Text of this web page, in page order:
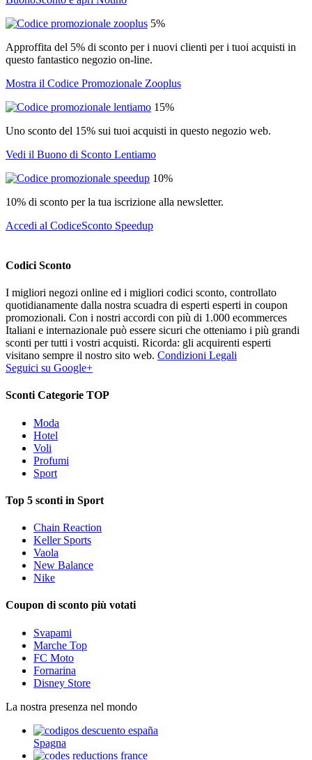
5%
Approffita del 5% di sconto per i nuovi clienti per i tuoi acquisti in
questo fantastico negozio on-line.
Mostra il Codice Promozionale Zooplus
15%
Uno sconto del 15% sui tuoi acquisti in questo negozio web.
Vedi il Buono di Sconto Lentiamo
10%
10% di sconto per la tua iscrizione alla newsletter.
Accedi al CodiceSconto Speedup
Codici Sconto
I migliori negozi online ed i migliori codici sconto, controllato
quotidianamente dalla nostra scuadra di esperti esperti in coupon
promozionali. Con i nostri accordi con più di 1.000 ecommerces
Italiani e internazionale può essere sicuri che otteniamo i più grandi
sconti per tutti i vostri acquisti. Ricorda: gli acquirenti esperti
visitano sempre il nostro sito web. Condizioni Legali
Seguici su Google+
Sconti Categorie TOP
Moda
Hotel
Voli
Profumi
Sport
Top 5 sconti in Sport
Chain Reaction
Keller Sports
Vaola
New Balance
Nike
Coupon di sconto più votati
Svapami
Marche Top
FC Moto
Fornarina
Disney Store
La nostra presenza nel mondo
Spagna